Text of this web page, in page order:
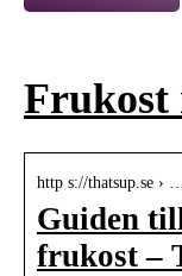
Frukost
http s://thatsup.se ›
Guiden
frukost –